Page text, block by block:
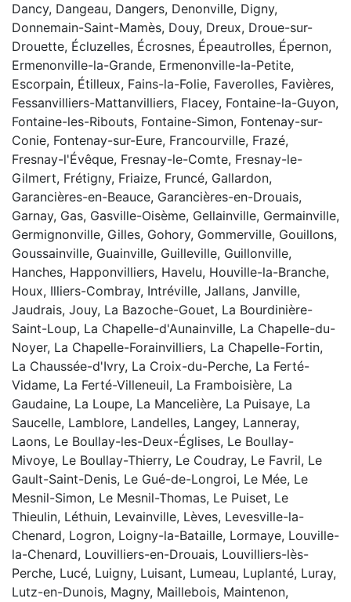
Dancy, Dangeau, Dangers, Denonville, Digny,
Donnemain-Saint-Mamès, Douy, Dreux, Droue-sur-
Drouette, Écluzelles, Écrosnes, Épeautrolles, Épernon,
Ermenonville-la-Grande, Ermenonville-la-Petite,
Escorpain, Étilleux, Fains-la-Folie, Faverolles, Favières,
Fessanvilliers-Mattanvilliers, Flacey, Fontaine-la-Guyon,
Fontaine-les-Ribouts, Fontaine-Simon, Fontenay-sur-
Conie, Fontenay-sur-Eure, Francourville, Frazé,
Fresnay-l'Évêque, Fresnay-le-Comte, Fresnay-le-
Gilmert, Frétigny, Friaize, Fruncé, Gallardon,
Garancières-en-Beauce, Garancières-en-Drouais,
Garnay, Gas, Gasville-Oisème, Gellainville, Germainville,
Germignonville, Gilles, Gohory, Gommerville, Gouillons,
Goussainville, Guainville, Guilleville, Guillonville,
Hanches, Happonvilliers, Havelu, Houville-la-Branche,
Houx, Illiers-Combray, Intréville, Jallans, Janville,
Jaudrais, Jouy, La Bazoche-Gouet, La Bourdinière-
Saint-Loup, La Chapelle-d'Aunainville, La Chapelle-du-
Noyer, La Chapelle-Forainvilliers, La Chapelle-Fortin,
La Chaussée-d'Ivry, La Croix-du-Perche, La Ferté-
Vidame, La Ferté-Villeneuil, La Framboisière, La
Gaudaine, La Loupe, La Mancelière, La Puisaye, La
Saucelle, Lamblore, Landelles, Langey, Lanneray,
Laons, Le Boullay-les-Deux-Églises, Le Boullay-
Mivoye, Le Boullay-Thierry, Le Coudray, Le Favril, Le
Gault-Saint-Denis, Le Gué-de-Longroi, Le Mée, Le
Mesnil-Simon, Le Mesnil-Thomas, Le Puiset, Le
Thieulin, Léthuin, Levainville, Lèves, Levesville-la-
Chenard, Logron, Loigny-la-Bataille, Lormaye, Louville-
la-Chenard, Louvilliers-en-Drouais, Louvilliers-lès-
Perche, Lucé, Luigny, Luisant, Lumeau, Luplanté, Luray,
Lutz-en-Dunois, Magny, Maillebois, Maintenon,